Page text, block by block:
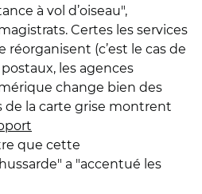
à vol d’oiseau",
Certes les services
réorganisent (c’est le cas de
les agences
change bien des
de la carte grise montrent
que cette
a "accentué les